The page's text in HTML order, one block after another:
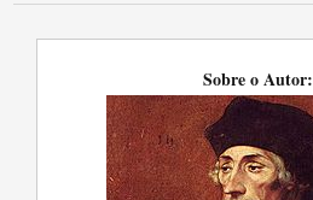
Sobre o Autor: